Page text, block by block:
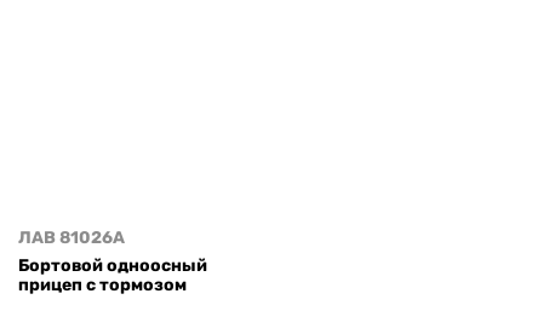
ЛАВ 81026A
Бортовой одноосный
прицеп с тормозом